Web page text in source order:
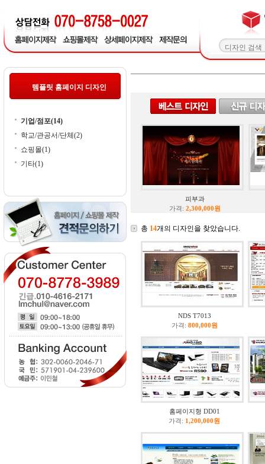
템플릿 홈페이지 디자인
기업/점포(14)
학교/관공서/단체(2)
쇼핑몰(1)
기타(1)
피부과
가격: 2,300,000원
총 14개의 디자인을 찾았습니다.
NDS T7013
가격: 800,000원
홈페이지형 DD01
가격: 1,200,000원